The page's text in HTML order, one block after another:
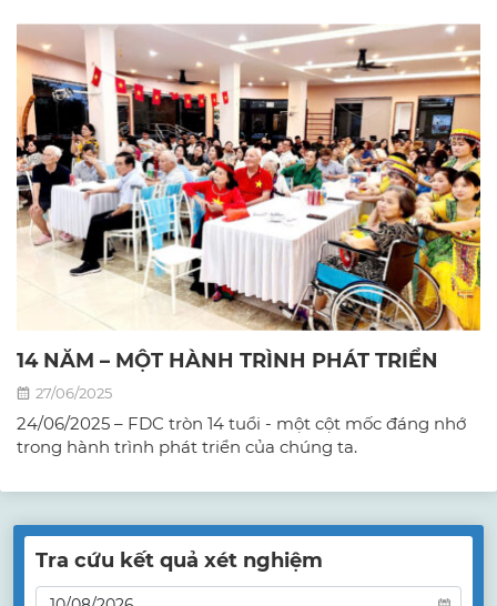
quả nhất tại phòng khám đa khoa Bác sĩ gia đình hà
Nội.
14 NĂM – MỘT HÀNH TRÌNH PHÁT TRIỂN
27/06/2025
24/06/2025 – FDC tròn 14 tuổi - một cột mốc đáng nhớ
trong hành trình phát triển của chúng ta.
Tra cứu kết quả xét nghiệm